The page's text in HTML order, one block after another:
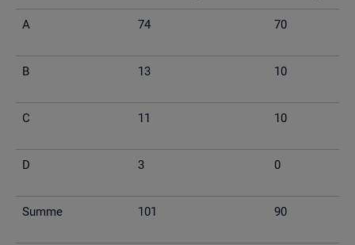
A 74 70
B 13 10
C 11 10
D 3 0
Summe 101 90